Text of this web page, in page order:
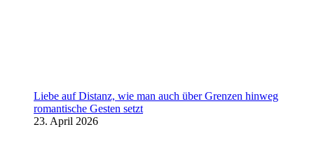
Liebe auf Distanz, wie man auch über Grenzen hinweg
romantische Gesten setzt
23. April 2026